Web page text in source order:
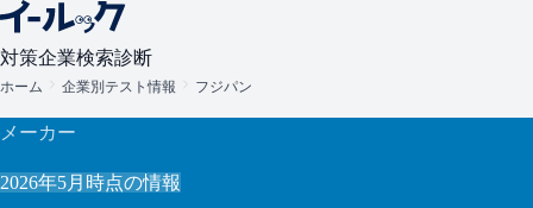
対策企業検索診断
ホーム 企業別テスト情報 フジパン
メーカー
2026年5月 時点の情報